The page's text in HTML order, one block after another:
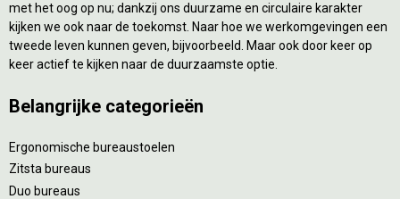
met het oog op nu; dankzij ons duurzame en circulaire karakter
kijken we ook naar de toekomst. Naar hoe we werkomgevingen een
tweede leven kunnen geven, bijvoorbeeld. Maar ook door keer op
keer actief te kijken naar de duurzaamste optie.
Belangrijke categorieën
Ergonomische bureaustoelen
Zitsta bureaus
Duo bureaus